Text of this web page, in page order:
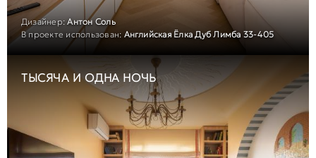
Дизайнер:Антон Соль
В проекте использован: Английская Ёлка Дуб Лимба 33-405
ТЫСЯЧА И ОДНА НОЧЬ